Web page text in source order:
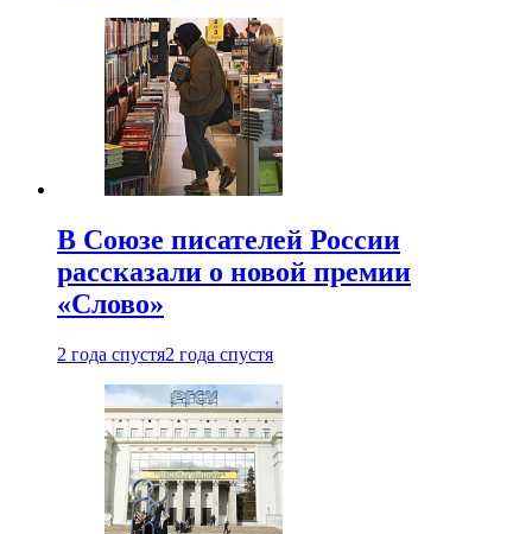
В Союзе писателей России
рассказали о новой премии
«Слово»
2 года спустя2 года спустя